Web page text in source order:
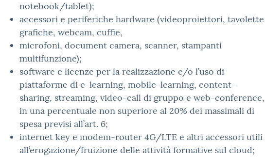
notebook/tablet);
accessori e periferiche hardware (videoproiettori, tavolette
grafiche, webcam, cuffie,
microfoni, document camera, scanner, stampanti
multifunzione);
software e licenze per la realizzazione e/o l’uso di
piattaforme di e-learning, mobile-learning, content-
sharing, streaming, video-call di gruppo e web-conference,
in una percentuale non superiore al 20% dei massimali di
spesa previsi all’art. 6;
internet key e modem-router 4G/LTE e altri accessori utili
all’erogazione/fruizione delle attività formative sul cloud;